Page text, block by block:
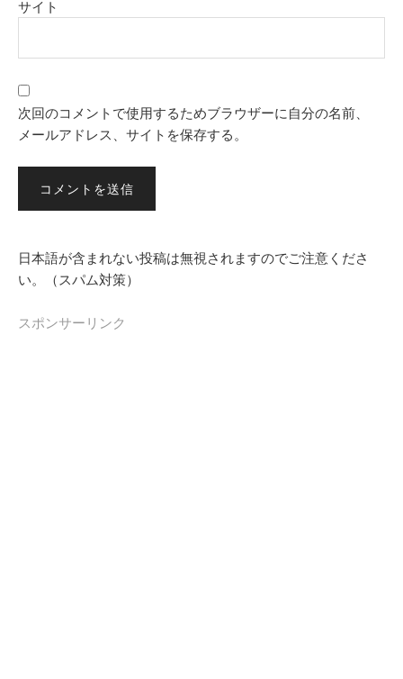
サイト
次回のコメントで使用するためブラウザーに自分の名前、
メールアドレス、サイトを保存する。
日本語が含まれない投稿は無視されますのでご注意くださ
い。（スパム対策）
スポンサーリンク